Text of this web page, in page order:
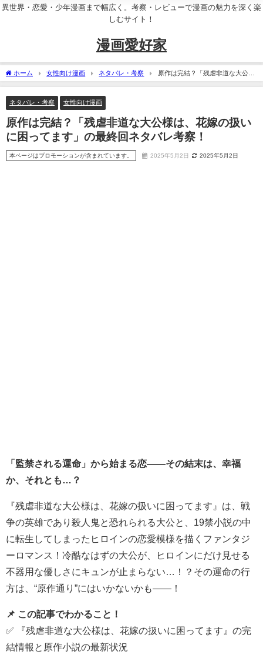
異世界・恋愛・少年漫画まで幅広く。考察・レビューで漫画の魅力を深く楽
しむサイト！
漫画愛好家
ホーム 女性向け漫画 ネタバレ・考察
原作は完結？「残虐非道な大公様
は、花嫁の扱いに困ってます」の最終回ネタバレ考察！
ネタバレ・考察 女性向け漫画
原作は完結？「残虐非道な大公様は、花嫁の扱い
に困ってます」の最終回ネタバレ考察！
本ページはプロモーションが含まれています。 2025年5月2日 2025年5月2日
「監禁される運命」から始まる恋――その結末は、幸福
か、それとも…？
『残虐非道な大公様は、花嫁の扱いに困ってます』は、戦
争の英雄であり殺人鬼と恐れられる大公と、19禁小説の中
に転生してしまったヒロインの恋愛模様を描くファンタジ
ーロマンス！冷酷なはずの大公が、ヒロインにだけ見せる
不器用な優しさにキュンが止まらない…！？その運命の行
方は、“原作通り”にはいかないかも――！
📌 この記事でわかること！
✅ 『残虐非道な大公様は、花嫁の扱いに困ってます』の完
結情報と原作小説の最新状況